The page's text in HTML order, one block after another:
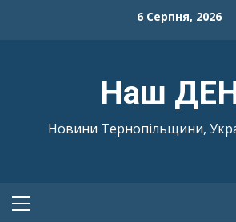
6 Серпня, 2026
Наш
Новини Тернопільщини,
Primary